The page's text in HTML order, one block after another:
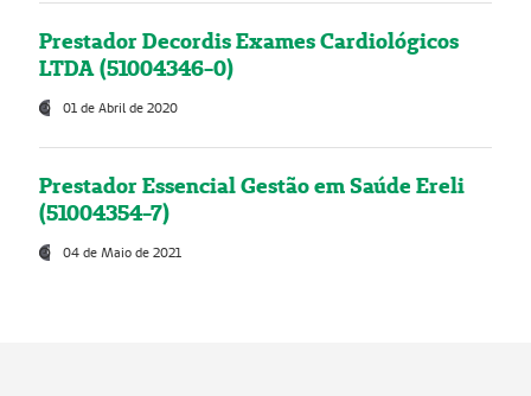
Prestador Decordis Exames Cardiológicos
LTDA (51004346-0)
01 de Abril de 2020
Prestador Essencial Gestão em Saúde Ereli
(51004354-7)
04 de Maio de 2021